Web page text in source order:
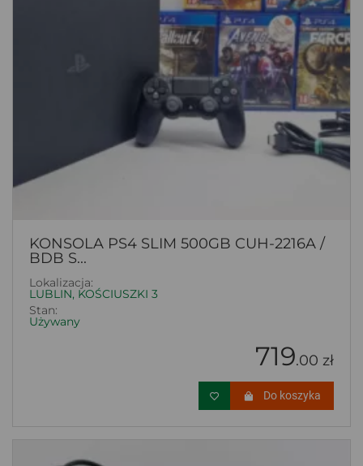
KONSOLA PS4 SLIM 500GB CUH-2216A /
BDB S...
Lokalizacja:
LUBLIN, KOŚCIUSZKI 3
Stan:
Używany
719.00 zł
Do koszyka